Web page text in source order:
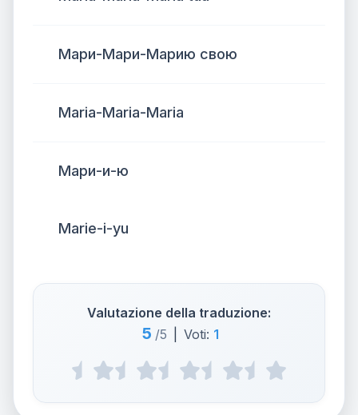
Мари-Мари-Марию свою
Maria-Maria-Maria
Мари-и-ю
Marie-i-yu
Valutazione della traduzione:
5 /5 Voti: 1